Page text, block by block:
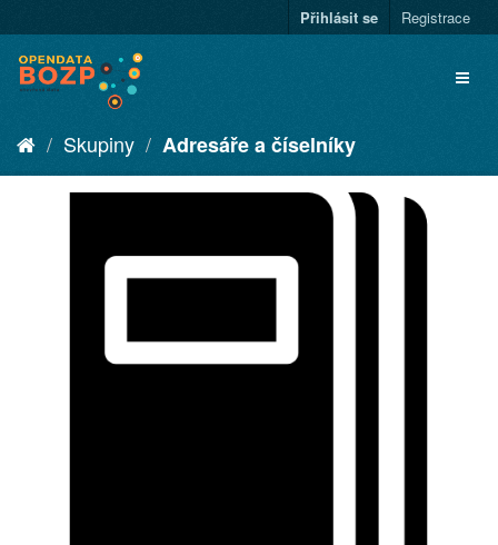
Přihlásit se Registrace
Skupiny Adresáře a číselníky